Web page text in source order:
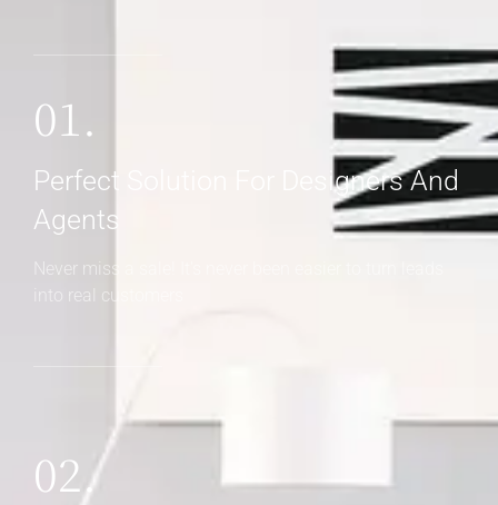
01.
Perfect Solution For Designers And
Agents
Never miss a sale! It's never been easier to turn leads
into real customers
02.